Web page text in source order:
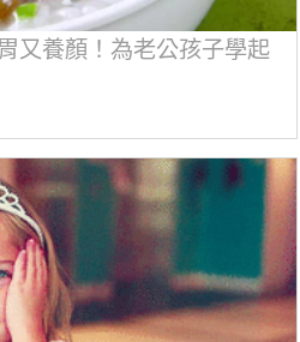
又養顏！為老公孩子學起